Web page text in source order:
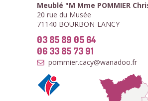
Meublé "M Mme POMMIER
20 rue du Musée
71140 BOURBON-LANCY
03 85 89 05 64
06 33 85 73 91
pommier.cacy@wanadoo.fr